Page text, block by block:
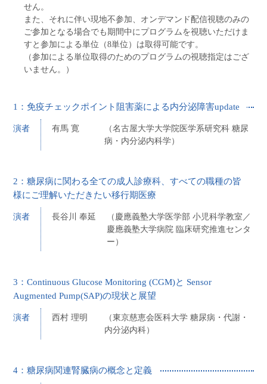
せん。
また、それに伴い現地不参加、オンデマンド配信視聴のみの
ご参加となる場合でも期間中にプログラムを視聴いただけま
すと参加による単位（8単位）は取得可能です。
（参加による単位取得のためのプログラムの視聴指定はござ
いません。）
1：免疫チェックポイント阻害薬による内分泌障害update
演者 有馬 寛
（名古屋大学大学院医学系研究科 糖尿
病・内分泌内科学）
2：糖尿病に関わる全ての成人診療科、すべての職種の皆
様にご理解いただきたい移行期医療
演者 長谷川 奉延
（慶應義塾大学医学部 小児科学教室／
慶應義塾大学病院 臨床研究推進センタ
ー）
3：Continuous Glucose Monitoring (CGM)と Sensor
Augmented Pump(SAP)の現状と展望
演者 西村 理明
（東京慈恵会医科大学 糖尿病・代謝・
内分泌内科）
4：糖尿病関連腎臓病の概念と定義